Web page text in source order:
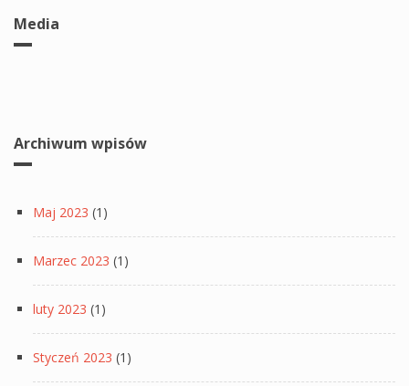
Media
Archiwum wpisów
Maj 2023 (1)
Marzec 2023 (1)
luty 2023 (1)
Styczeń 2023 (1)